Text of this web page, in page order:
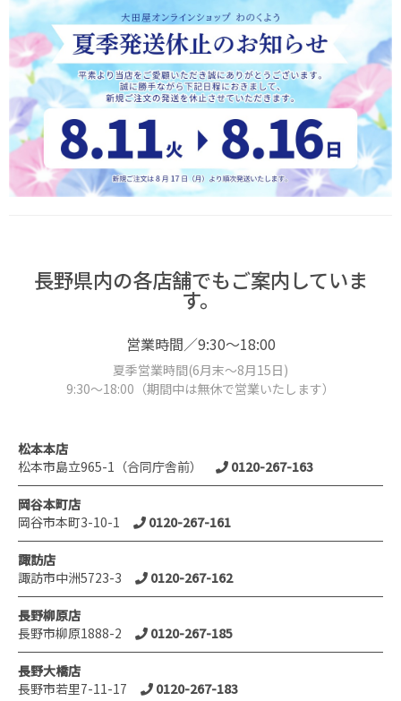
長野県内の各店舗でもご案内していま
す。
営業時間／9:30～18:00
夏季営業時間(6月末～8月15日)
9:30～18:00（期間中は無休で営業いたします）
松本本店
松本市島立965-1（合同庁舎前）
0120-267-163
岡谷本町店
岡谷市本町3-10-1
0120-267-161
諏訪店
諏訪市中洲5723-3
0120-267-162
長野柳原店
長野市柳原1888-2
0120-267-185
長野大橋店
長野市若里7-11-17
0120-267-183